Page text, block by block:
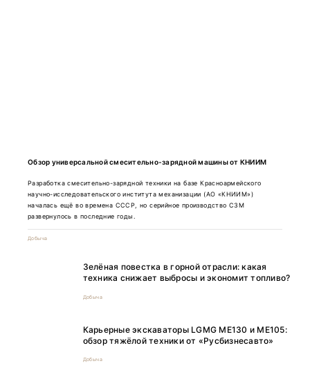
Обзор универсальной смесительно-зарядной машины от КНИИМ
Разработка смесительно-зарядной техники на базе Красноармейского
научно-исследовательского института механизации (АО «КНИИМ»)
началась ещё во времена СССР, но серийное производство СЗМ
развернулось в последние годы.
Добыча
Зелёная повестка в горной отрасли: какая
техника снижает выбросы и экономит топливо?
Добыча
Карьерные экскаваторы LGMG ME130 и ME105:
обзор тяжёлой техники от «Русбизнесавто»
Добыча